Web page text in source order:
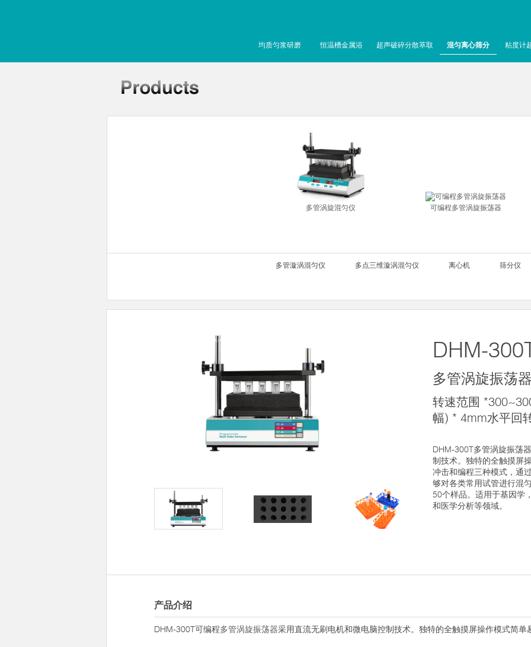
均质匀浆研磨 恒温槽金属浴 超声破碎分散萃取 混匀离心筛分 粘度计
多管涡旋混匀仪 可编程多管涡旋振荡器
多管漩涡混匀仪 多点三维漩涡混匀仪 离心机 筛分仪
DHM-
多管涡旋振荡
转速范围
幅) * 4mm水平回
DHM-300T多管涡旋振荡
制技术。独特的全触摸屏
冲击和编程三种模式，通
够对各类常用试管进行混
50个样品。适用于基因学
和医学分析等领域。
产品介绍
DHM-300T可编程多管涡旋振荡器采用直流无刷电机和微电脑控制技术。独特的全触摸屏操作模式简